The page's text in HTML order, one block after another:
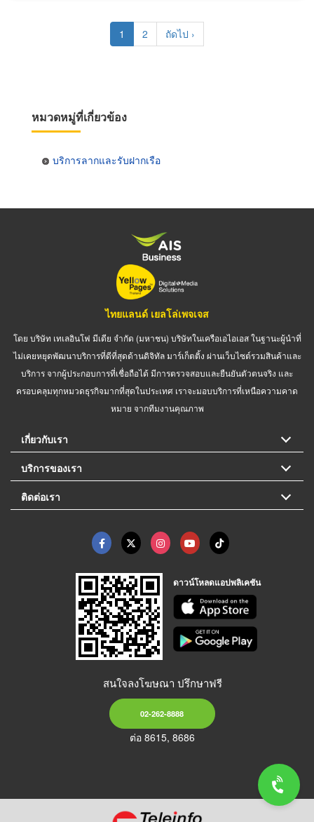
Current
page
1 Page
2
Next
page
ถัดไป ›
หมวดหมู่ที่เกี่ยวข้อง
บริการลากและรับฝากเรือ
ไทยแลนด์ เยลโล่เพจเจส
โดย บริษัท เทเลอินโฟ มีเดีย จำกัด (มหาชน) บริษัทในเครือเอไอเอส ในฐานะผู้นำที่
ไม่เคยหยุดพัฒนาบริการที่ดีที่สุดด้านดิจิทัล มาร์เก็ตติ้ง ผ่านเว็บไซต์รวมสินค้าและ
บริการ จากผู้ประกอบการที่เชื่อถือได้ มีการตรวจสอบและยืนยันตัวตนจริง และ
ครอบคลุมทุกหมวดธุรกิจมากที่สุดในประเทศ เราจะมอบบริการที่เหนือความคาด
หมาย จากทีมงานคุณภาพ
เกี่ยวกับเรา
บริการของเรา
ติดต่อเรา
ดาวน์โหลดแอปพลิเคชัน
สนใจลงโฆษณา ปรึกษาฟรี
02-262-8888
ต่อ 8615, 8686